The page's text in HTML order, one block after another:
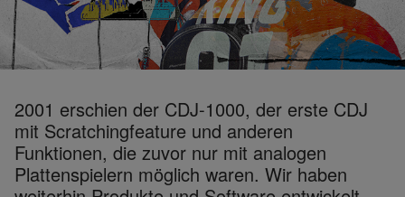
2001 erschien der CDJ-1000, der erste CDJ
mit Scratchingfeature und anderen
Funktionen, die zuvor nur mit analogen
Plattenspielern möglich waren. Wir haben